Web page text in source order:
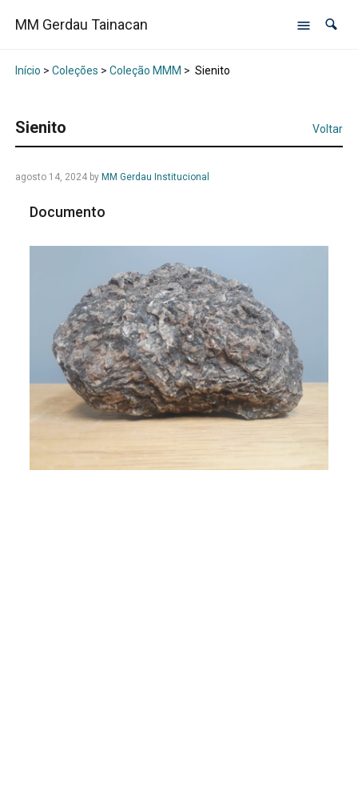
MM Gerdau Tainacan
Início > Coleções > Coleção MMM > Sienito
Sienito Voltar
agosto 14, 2024by MM Gerdau Institucional
Documento